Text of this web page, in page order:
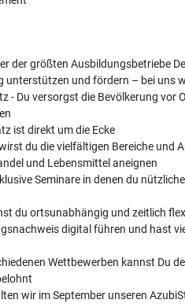
der größten Ausbildungsbetriebe
unterstützen und fördern – bei uns
- Du versorgst die Bevölkerung vor
ist direkt um die Ecke
du die vielfältigen Bereiche und
und Lebensmittel aneignen
Seminare in denen du
du ortsunabhängig und zeitlich
digital führen und hast
Wettbewerben kannst Du
wir im September unseren